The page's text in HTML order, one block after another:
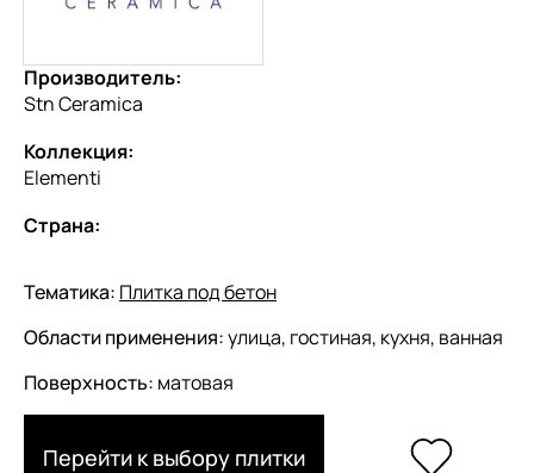
Производитель:
Stn Ceramica
Коллекция:
Elementi
Страна:
Тематика: Плитка под бетон
Области применения:улица, гостиная, кухня, ванная
Поверхность: матовая
Перейти к выбору плитки